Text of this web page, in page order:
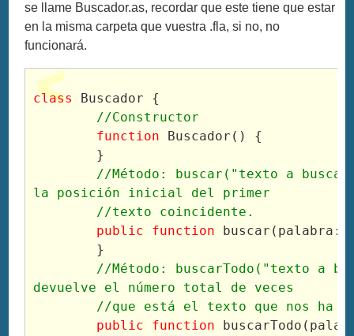
se llame Buscador.as, recordar que este tiene que estar
en la misma carpeta que vuestra .fla, si no, no
funcionará.
class
Buscador {
//Constructor
function Buscador() {
	}
//Método: buscar("texto a
la posición inicial del primer
	//texto coincidente.
public function buscar(palabra:
	}
//Método: buscarTodo("texto a
devuelve el número total de veces
//que está el texto que nos ha
public function